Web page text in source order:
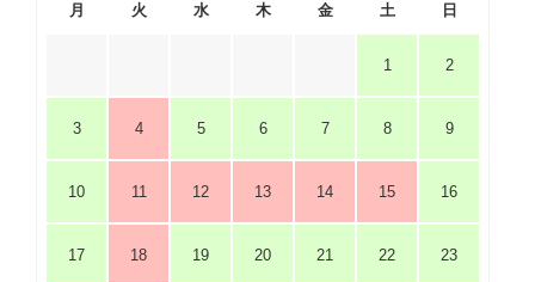
月 火 水 木 金 土 日
1 2
3 4 5 6 7 8 9
10 11 12 13 14 15 16
17 18 19 20 21 22 23